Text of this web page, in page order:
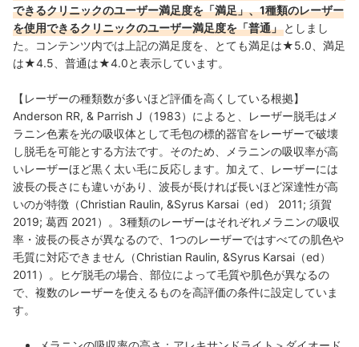
できるクリニックのユーザー満足度を「満足」、1種類のレーザー
を使用できるクリニックのユーザー満足度を「普通」 としまし
た。コンテンツ内では上記の満足度を、とても満足は★5.0、満足
は★4.5、普通は★4.0と表示しています。
【レーザーの種類数が多いほど評価を高くしている根拠】
Anderson RR, & Parrish J（1983）によると、レーザー脱毛はメ
ラニン色素を光の吸収体として毛包の標的器官をレーザーで破壊
し脱毛を可能とする方法です。そのため、メラニンの吸収率が高
いレーザーほど黒く太い毛に反応します。加えて、レーザーには
波長の長さにも違いがあり、波長が長ければ長いほど深達性が高
いのが特徴（Christian Raulin, &Syrus Karsai（ed） 2011; 須賀
2019; 葛西 2021）。3種類のレーザーはそれぞれメラニンの吸収
率・波長の長さが異なるので、1つのレーザーではすべての肌色や
毛質に対応できません（Christian Raulin, &Syrus Karsai（ed）
2011）。ヒゲ脱毛の場合、部位によって毛質や肌色が異なるの
で、複数のレーザーを使えるものを高評価の条件に設定していま
す。